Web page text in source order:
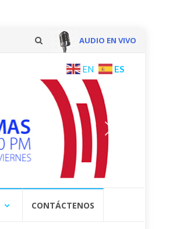
AUDIO EN VIVO
content
EN ES
CONTÁCTENOS